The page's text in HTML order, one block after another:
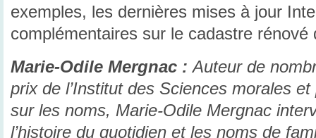
exemples, les dernières mises à jour
complémentaires sur le cadastre rénové
Marie-Odile Mergnac :Auteur de
prix de l’Institut des Sciences morales
sur les noms, Marie-Odile Mergnac
l’histoire du quotidien et les noms de